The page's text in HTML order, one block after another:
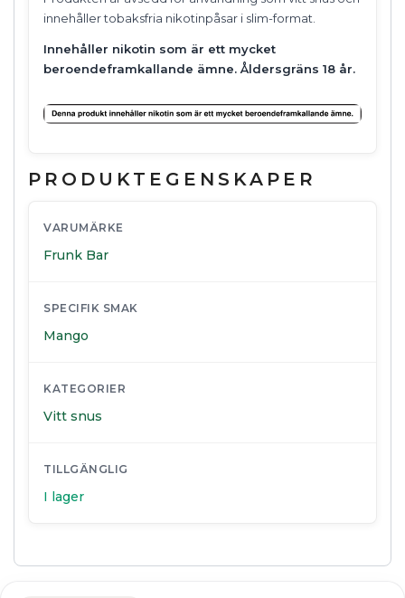
innehåller tobaksfria nikotinpåsar i slim-format.
Innehåller nikotin som är ett mycket
beroendeframkallande ämne. Åldersgräns 18 år.
PRODUKTEGENSKAPER
VARUMÄRKE
Frunk Bar
SPECIFIK SMAK
Mango
KATEGORIER
Vitt snus
TILLGÄNGLIG
I lager